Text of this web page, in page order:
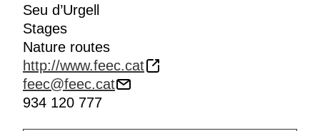
Seu d’Urgell
Stages
Nature routes
http://www.feec.cat
feec@feec.cat
934 120 777